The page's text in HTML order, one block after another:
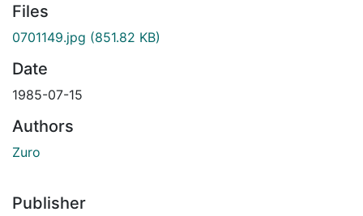
Files
0701149.jpg (851.82 KB)
Date
1985-07-15
Authors
Zuro
Publisher